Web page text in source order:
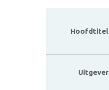
Hoofdtitel
Uitgever